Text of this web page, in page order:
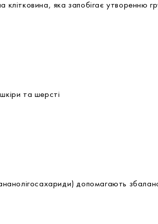
клітковина, яка запобігає утворенню
та шерсті
допомагають